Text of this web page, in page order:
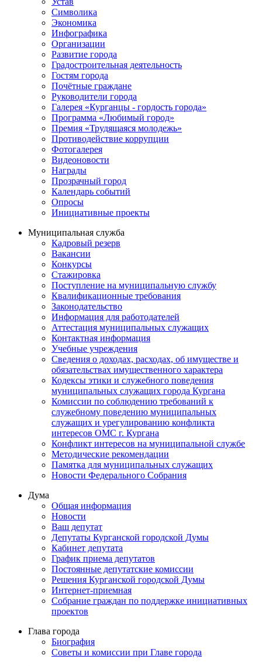
Символика
Экономика
Инфографика
Организации
Развитие города
Градостроительная деятельность
Гостям города
Почётные граждане
Руководители города
Галерея «Курганцы - гордость города»
Программа «Любимый город»
Премия «Трудящаяся молодежь»
Противодействие коррупции
Фотогалерея
Видеоновости
Награды
Прозрачный город
Календарь событий
Опросы
Инициативные проекты
Муниципальная служба
Кадровый резерв
Вакансии
Конкурсы
Стажировка
Поступление на муниципальную службу
Квалификационные требования
Законодательство
Информация для работодателей
Аттестация муниципальных служащих
Контактная информация
Учебные учреждения
Сведения о доходах, расходах, об имуществе и
обязательствах имущественного характера
Кодексы этики и служебного поведения
муниципальных служащих города Кургана
Комиссии по соблюдению требований к
служебному поведению муниципальных
служащих и урегулированию конфликта
интересов ОМС г. Кургана
Конфликт интересов на муниципальной службе
Методические рекомендации
Памятка для муниципальных служащих
Новости Федерального Cобрания
Дума
Общая информация
Новости
Ваш депутат
Депутаты Курганской городской Думы
Кабинет депутата
График приема депутатов
Постоянные депутатские комиссии
Решения Курганской городской Думы
Интернет-приемная
Собрание граждан по поддержке инициативных
проектов
Глава города
Биография
Советы и комиссии при Главе города